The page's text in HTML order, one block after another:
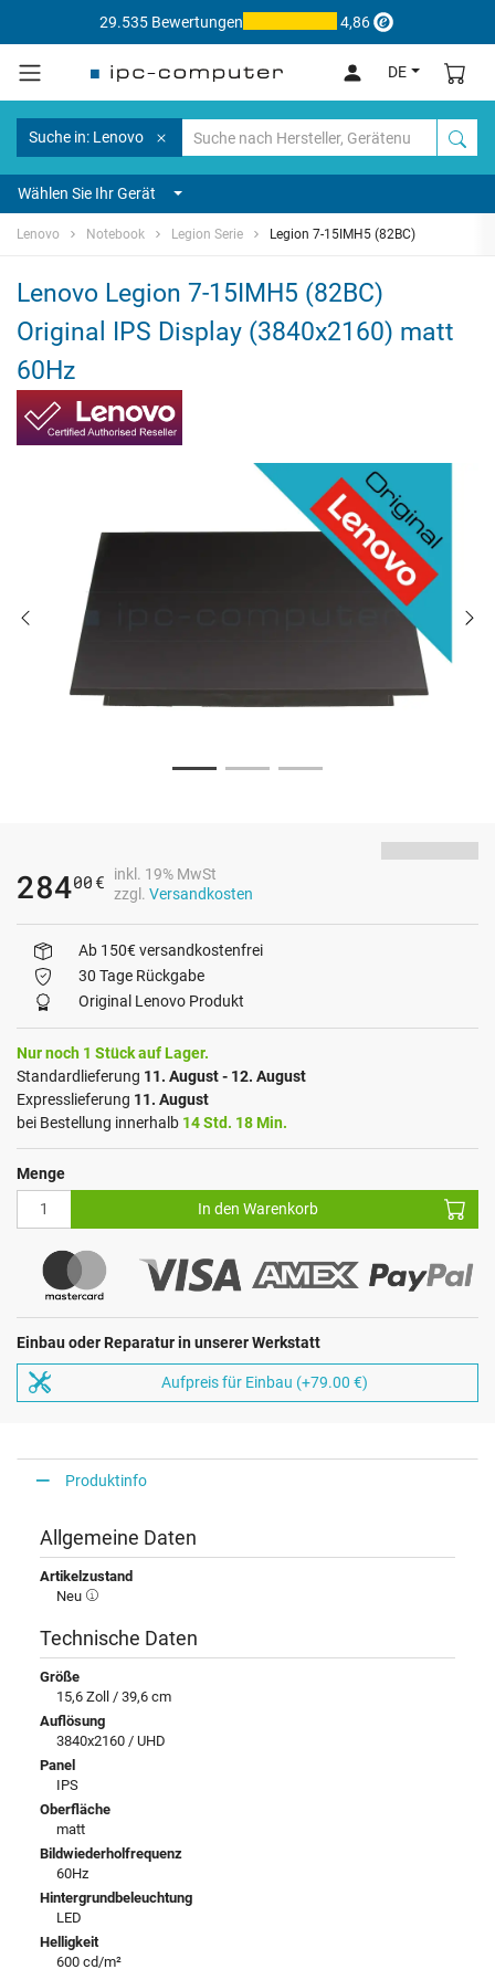
29.535 Bewertungen 4,86
DE
Suche in: Lenovo
Wählen Sie Ihr Gerät
Lenovo Notebook Legion Serie Legion 7-15IMH5 (82BC)
Lenovo Legion 7-15IMH5 (82BC)
Original IPS Display (3840x2160) matt
60Hz
28400 €
inkl. 19% MwSt
zzgl. Versandkosten
Ab 150€ versandkostenfrei
30 Tage Rückgabe
Original Lenovo Produkt
Nur noch 1 Stück auf Lager.
Standardlieferung 11. August - 12. August
Expresslieferung 11. August
bei Bestellung innerhalb 14 Std. 18 Min.
Menge
In den Warenkorb
Einbau oder Reparatur in unserer Werkstatt
Aufpreis für Einbau (+79.00 €)
Produktinfo
Allgemeine Daten
Artikelzustand
Neu
Technische Daten
Größe
15,6 Zoll / 39,6 cm
Auflösung
3840x2160 / UHD
Panel
IPS
Oberfläche
matt
Bildwiederholfrequenz
60Hz
Hintergrundbeleuchtung
LED
Helligkeit
600 cd/m²